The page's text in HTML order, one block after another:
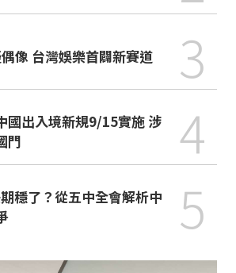
像 台灣娛樂首闢新賽道 3
國出入境新規9/15實施 涉
門
4
5